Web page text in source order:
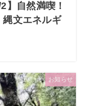
】自然満喫！
縄文エネルギ
お知らせ